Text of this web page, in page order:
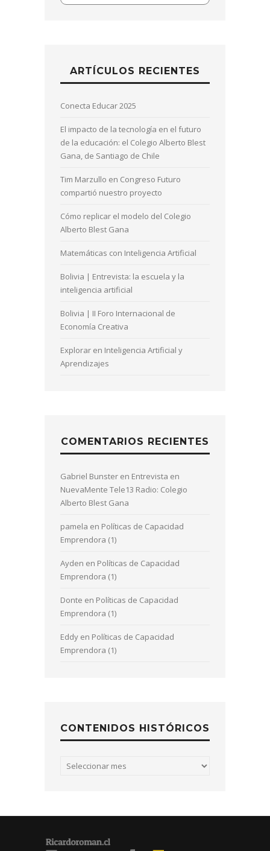
ARTÍCULOS RECIENTES
Conecta Educar 2025
El impacto de la tecnología en el futuro
de la educación: el Colegio Alberto Blest
Gana, de Santiago de Chile
Tim Marzullo en Congreso Futuro
compartió nuestro proyecto
Cómo replicar el modelo del Colegio
Alberto Blest Gana
Matemáticas con Inteligencia Artificial
Bolivia | Entrevista: la escuela y la
inteligencia artificial
Bolivia | II Foro Internacional de
Economía Creativa
Explorar en Inteligencia Artificial y
Aprendizajes
COMENTARIOS RECIENTES
Gabriel Bunster en Entrevista en
NuevaMente Tele13 Radio: Colegio
Alberto Blest Gana
pamela en Políticas de Capacidad
Emprendora (1)
Ayden en Políticas de Capacidad
Emprendora (1)
Donte en Políticas de Capacidad
Emprendora (1)
Eddy en Políticas de Capacidad
Emprendora (1)
CONTENIDOS HISTÓRICOS
Contenidos